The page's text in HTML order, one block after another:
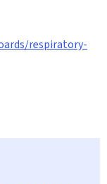
respiratory-